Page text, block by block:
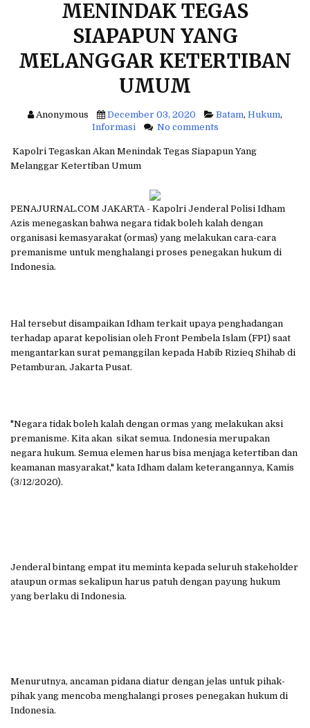
f
o
r
:
MENINDAK TEGAS
SIAPAPUN YANG
MELANGGAR KETERTIBAN
UMUM
Anonymous December 03, 2020 Batam, Hukum,
Informasi
No comments
Kapolri Tegaskan Akan Menindak Tegas Siapapun Yang
Melanggar Ketertiban Umum
PENAJURNAL.COM JAKARTA - Kapolri Jenderal Polisi Idham
Azis menegaskan bahwa negara tidak boleh kalah dengan
organisasi kemasyarakat (ormas) yang melakukan cara-cara
premanisme untuk menghalangi proses penegakan hukum di
Indonesia.
Hal tersebut disampaikan Idham terkait upaya penghadangan
terhadap aparat kepolisian oleh Front Pembela Islam (FPI) saat
mengantarkan surat pemanggilan kepada Habib Rizieq Shihab di
Petamburan, Jakarta Pusat.
"Negara tidak boleh kalah dengan ormas yang melakukan aksi
premanisme. Kita akan sikat semua. Indonesia merupakan
negara hukum. Semua elemen harus bisa menjaga ketertiban dan
keamanan masyarakat," kata Idham dalam keterangannya, Kamis
(3/12/2020).
Jenderal bintang empat itu meminta kepada seluruh stakeholder
ataupun ormas sekalipun harus patuh dengan payung hukum
yang berlaku di Indonesia.
Menurutnya, ancaman pidana diatur dengan jelas untuk pihak-
pihak yang mencoba menghalangi proses penegakan hukum di
Indonesia.